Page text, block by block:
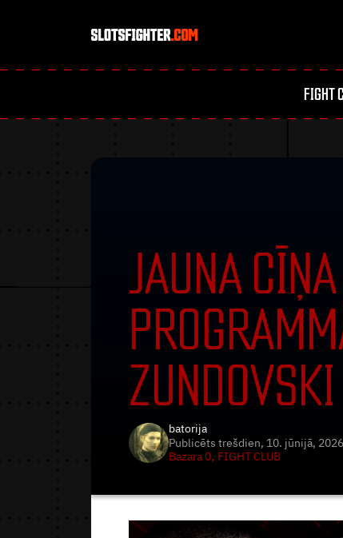
FIGHT
JAUNA
ZUNDOVSKI
batorija
Publicēts trešdien, 10. jūnijā, 2026
Bazara 0, FIGHT CLUB